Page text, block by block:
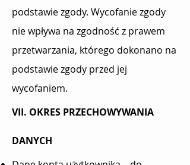
podstawie zgody. Wycofanie zgody
nie wpływa na zgodność z prawem
przetwarzania, którego dokonano na
podstawie zgody przed jej
wycofaniem.
VII. OKRES PRZECHOWYWANIA
DANYCH